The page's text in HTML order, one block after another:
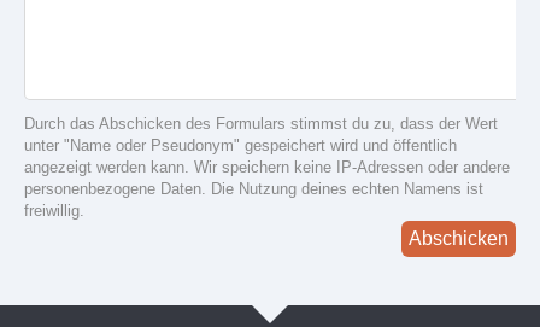
Durch das Abschicken des Formulars stimmst du zu, dass der Wert
unter "Name oder Pseudonym" gespeichert wird und öffentlich
angezeigt werden kann. Wir speichern keine IP-Adressen oder andere
personenbezogene Daten. Die Nutzung deines echten Namens ist
freiwillig.
Abschicken